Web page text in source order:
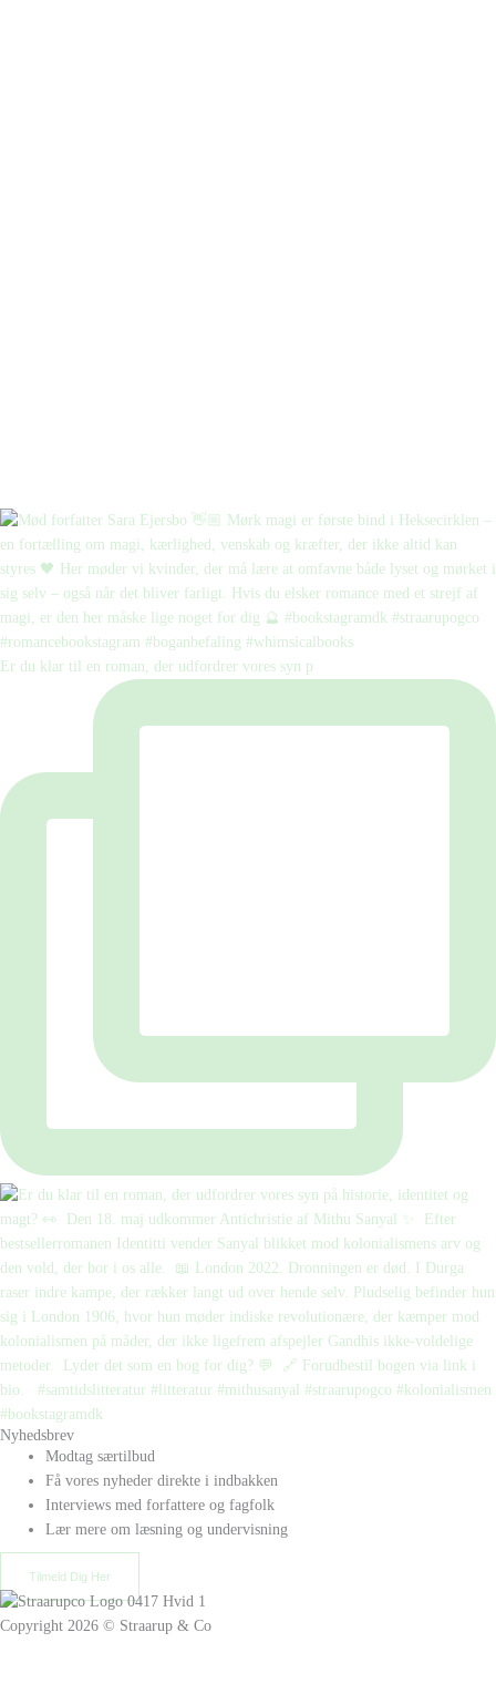
Er du klar til en roman, der udfordrer vores syn p
Nyhedsbrev
Modtag særtilbud
Få vores nyheder direkte i indbakken
Interviews med forfattere og fagfolk
Lær mere om læsning og undervisning
Tilmeld Dig Her
Copyright 2026 © Straarup & Co